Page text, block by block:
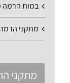
במות הרמה
מתקני
מתקני